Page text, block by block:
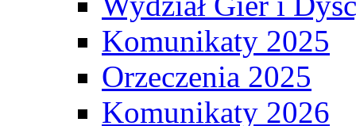
Komunikaty 2025
Orzeczenia 2025
Komunikaty 2026